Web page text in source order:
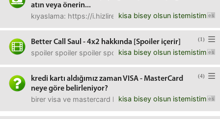
atın veya önerin...
kisa bisey olsun istemistim
kıyaslama: https://i.hizliresim.com/zMqkpY.jpgek
(1)
Better Call Saul - 4x2 hakkında [Spoiler içerir]
kisa bisey olsun istemistim
spoiler spoiler spoiler spoiler spoiler spoiler spoiler
(4)
kredi kartı aldığımız zaman VISA - MasterCard
neye göre belirleniyor?
kisa bisey olsun istemistim
birer visa ve mastercard kredi kartım vardı. visa yı